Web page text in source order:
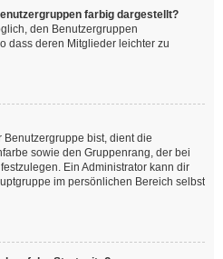
farbig dargestellt?
den Benutzergruppen
dass deren Mitglieder leichter zu
bist, dient die
sowie den Gruppenrang, der bei
Ein Administrator kann dir
im persönlichen Bereich selbst